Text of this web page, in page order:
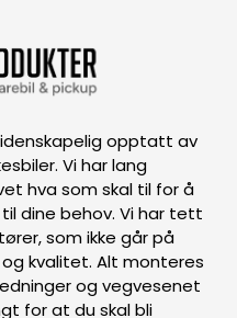
opptatt av
Vi har lang
hva som skal til for å
dine behov. Vi har tett
som ikke går på
kvalitet. Alt monteres
og vegvesenet
for at du skal bli